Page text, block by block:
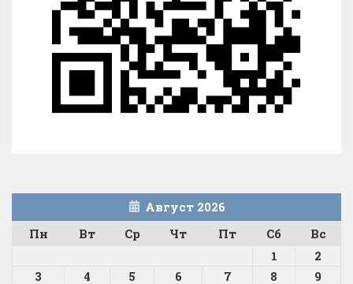
Август 2026
Пн
Вт Ср Чт Пт Сб
Вс
1
2
3
4 5 6 7 8
9